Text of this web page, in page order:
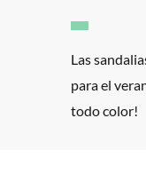
Las
para el
todo color!